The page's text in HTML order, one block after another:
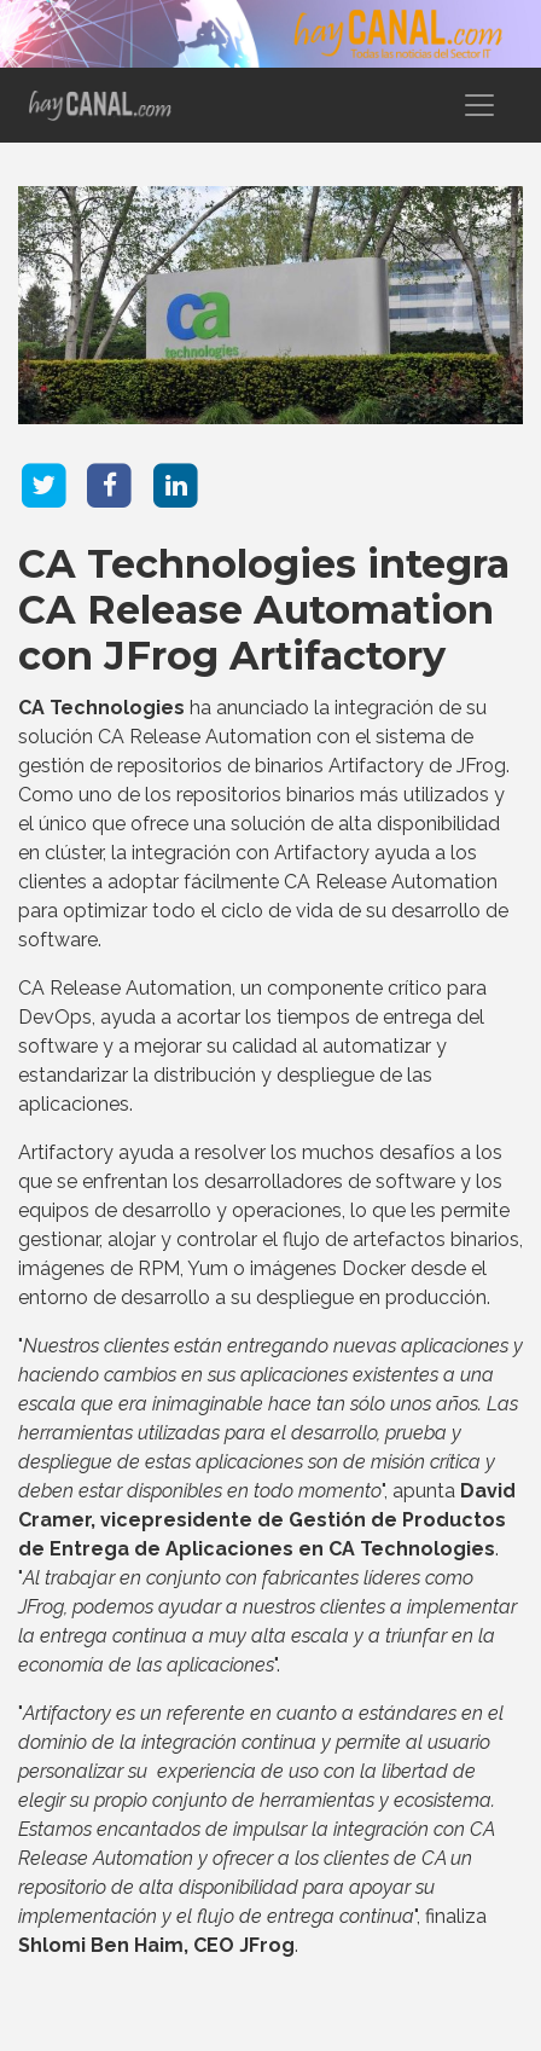
CA Technologies integra
CA Release Automation
con JFrog Artifactory
CA Technologies ha anunciado la integración de su
solución CA Release Automation con el sistema de
gestión de repositorios de binarios Artifactory de JFrog.
Como uno de los repositorios binarios más utilizados y
el único que ofrece una solución de alta disponibilidad
en clúster, la integración con Artifactory ayuda a los
clientes a adoptar fácilmente CA Release Automation
para optimizar todo el ciclo de vida de su desarrollo de
software.
CA Release Automation, un componente crítico para
DevOps, ayuda a acortar los tiempos de entrega del
software y a mejorar su calidad al automatizar y
estandarizar la distribución y despliegue de las
aplicaciones.
Artifactory ayuda a resolver los muchos desafíos a los
que se enfrentan los desarrolladores de software y los
equipos de desarrollo y operaciones, lo que les permite
gestionar, alojar y controlar el flujo de artefactos binarios,
imágenes de RPM, Yum o imágenes Docker desde el
entorno de desarrollo a su despliegue en producción.
"Nuestros clientes están entregando nuevas aplicaciones y
haciendo cambios en sus aplicaciones existentes a una
escala que era inimaginable hace tan sólo unos años. Las
herramientas utilizadas para el desarrollo, prueba y
despliegue de estas aplicaciones son de misión crítica y
deben estar disponibles en todo momento", apunta David
Cramer, vicepresidente de Gestión de Productos
de Entrega de Aplicaciones en CA Technologies.
"Al trabajar en conjunto con fabricantes líderes como
JFrog, podemos ayudar a nuestros clientes a implementar
la entrega continua a muy alta escala y a triunfar en la
economía de las aplicaciones".
"Artifactory es un referente en cuanto a estándares en el
dominio de la integración continua y permite al usuario
personalizar su experiencia de uso con la libertad de
elegir su propio conjunto de herramientas y ecosistema.
Estamos encantados de impulsar la integración con CA
Release Automation y ofrecer a los clientes de CA un
repositorio de alta disponibilidad para apoyar su
implementación y el flujo de entrega continua", finaliza
Shlomi Ben Haim, CEO JFrog.